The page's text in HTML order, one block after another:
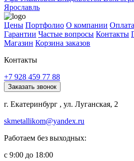
Ярославль
Цены Портфолио О компании
Гарантии Частые вопросы Контакты
Магазин Корзина заказов
Контакты
+7 928 459 77 88
Заказать звонок
г. Екатеринбург , ул. Луганская, 2
skmetallikom@yandex.ru
Работаем без выходных:
с 9:00 до 18:00